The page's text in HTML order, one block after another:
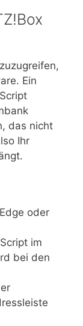
Ein
das nicht
Ihr
oder
im
bei den